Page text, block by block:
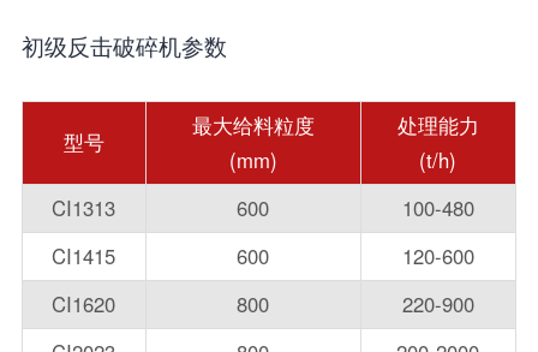
初级反击破碎机参数
型号
最大给料粒度
(mm)
处理能力
(t/h)
CI1313
600
100-480
CI1415
600
120-600
CI1620
800
220-900